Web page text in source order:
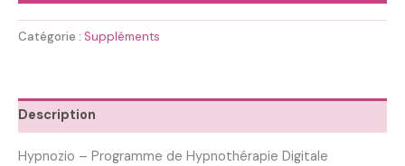
Catégorie : Suppléments
Description
Hypnozio – Programme de Hypnothérapie Digitale